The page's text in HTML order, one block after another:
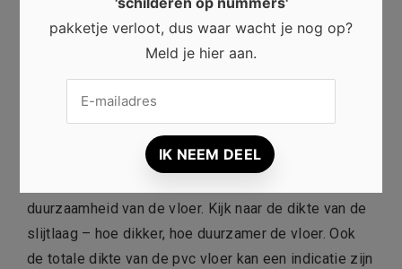
goede keuze zijn.
3. Let op de kwaliteit en
duurzaamheid
Niet alle pvc vloeren zijn gelijk gemaakt. Het is
duurzaamheid van de vloer. Kijk naar de dikte van de
slijtlaag – hoe dikker, hoe duurzamer de vloer. Ook
de totale dikte van de pvc vloer kan een indicatie zijn
pakketje verloot, dus waar wacht je nog op?
Meld je hier aan.